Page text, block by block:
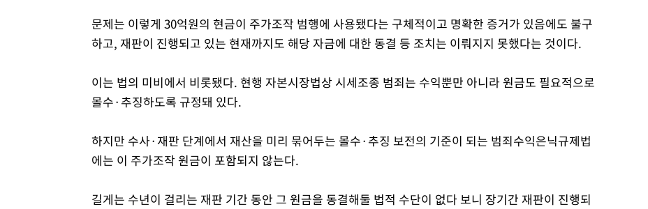
문제는 이렇게 30억원의 현금이 주가조작 범행에 사용됐다는 구체적이고 명확한 증거가 있음에도 불구
하고, 재판이 진행되고 있는 현재까지도 해당 자금에 대한 동결 등 조치는 이뤄지지 못했다는 것이다.
이는 법의 미비에서 비롯됐다. 현행 자본시장법상 시세조종 범죄는 수익뿐만 아니라 원금도 필요적으로
몰수·추징하도록 규정돼 있다.
하지만 수사·재판 단계에서 재산을 미리 묶어두는 몰수·추징 보전의 기준이 되는 범죄수익은닉규제법
에는 이 주가조작 원금이 포함되지 않는다.
길게는 수년이 걸리는 재판 기간 동안 그 원금을 동결해둘 법적 수단이 없다 보니 장기간 재판이 진행되